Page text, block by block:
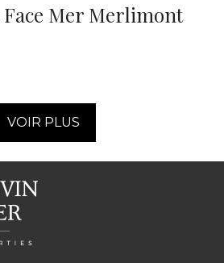
Mer Merlimont
VOIR PLUS